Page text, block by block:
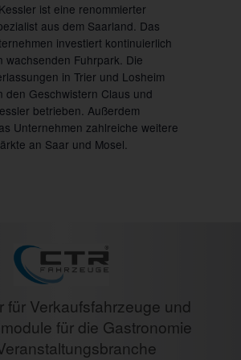
ist eine renommierter
aus dem Saarland. Das
investiert kontinuierlich
wachsenden Fuhrpark. Die
in Trier und Losheim
den Geschwistern Claus und
betrieben. Außerdem
Unternehmen zahlreiche weitere
an Saar und Mosel.
für Verkaufsfahrzeuge und
für die Gastronomie